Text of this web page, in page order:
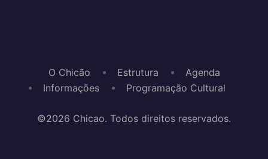
O Chicão Estrutura
Agenda
Informações
Programação Cultural
©2026 Chicao. Todos direitos reservados.